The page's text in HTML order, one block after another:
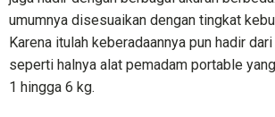
umumnya disesuaikan dengan tingkat
Karena itulah keberadaannya pun hadir
seperti halnya alat pemadam portable
1 hingga 6 kg.